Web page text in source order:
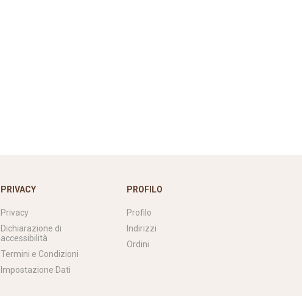
PRIVACY
Privacy
Dichiarazione di
accessibilità
Termini e Condizioni
Impostazione Dati
PROFILO
Profilo
Indirizzi
Ordini